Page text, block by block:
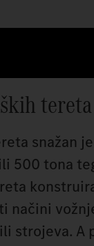
tereta
snažan
500 tona
načini
strojeva. A